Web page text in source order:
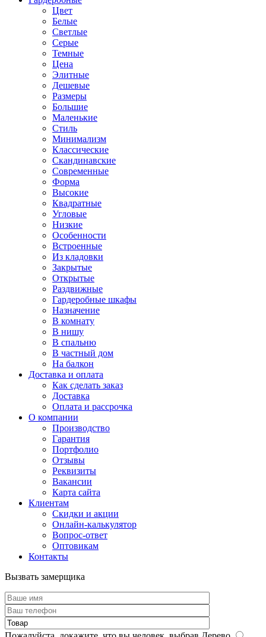
Цвет
Белые
Светлые
Серые
Темные
Цена
Элитные
Дешевые
Размеры
Большие
Маленькие
Стиль
Минимализм
Классические
Скандинавские
Современные
Форма
Высокие
Квадратные
Угловые
Низкие
Особенности
Встроенные
Из кладовки
Закрытые
Открытые
Раздвижные
Гардеробные шкафы
Назначение
В комнату
В нишу
В спальню
В частный дом
На балкон
Доставка и оплата
Как сделать заказ
Доставка
Оплата и рассрочка
О компании
Производство
Гарантия
Портфолио
Отзывы
Реквизиты
Вакансии
Карта сайта
Клиентам
Скидки и акции
Онлайн-калькулятор
Вопрос-ответ
Оптовикам
Контакты
Вызвать замерщика